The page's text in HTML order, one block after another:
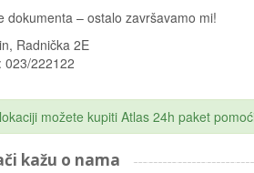
dokumenta – ostalo završavamo mi!
Radnička 2E
023/222122
možete kupiti Atlas 24h paket
kažu o nama